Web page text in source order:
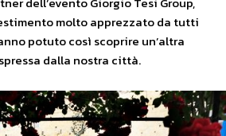
molto apprezzato da tutti
potuto così scoprire un’altra
dalla nostra città.